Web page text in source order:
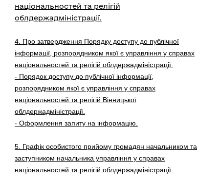
національностей та релігій
облдержадміністрації.
4. Про затвердження Порядку доступу до публічної
інформації, розпорядником якої є управління у справах
національностей та релігій облдержадміністрації.
- Порядок доступу до публічної інформації,
розпорядником якої є управління у справах
національностей та релігій Вінницької
облдержадміністрації.
- Оформлення запиту на інформацію.
5. Графік особистого прийому громадян начальником та
заступником начальника управління у справах
національностей та релігій облдержадміністрації.